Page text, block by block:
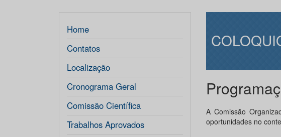
Home
Contatos
Localização
Cronograma Geral
Comissão Científica
Trabalhos Aprovados
A Comissão
oportunidades no